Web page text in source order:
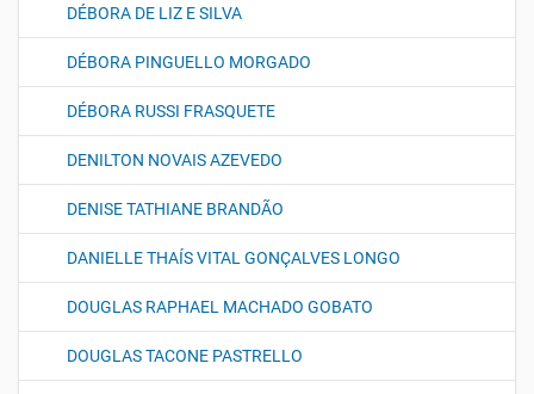
DÉBORA DE LIZ E SILVA
DÉBORA PINGUELLO MORGADO
DÉBORA RUSSI FRASQUETE
DENILTON NOVAIS AZEVEDO
DENISE TATHIANE BRANDÃO
DANIELLE THAÍS VITAL GONÇALVES LONGO
DOUGLAS RAPHAEL MACHADO GOBATO
DOUGLAS TACONE PASTRELLO